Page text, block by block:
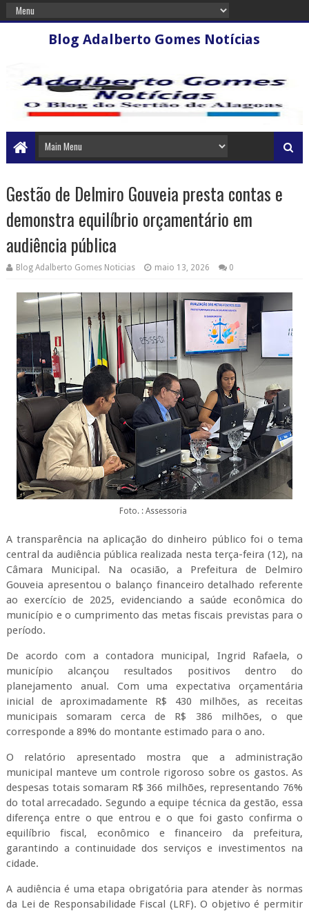
Blog Adalberto Gomes Notícias
Gestão de Delmiro Gouveia presta contas e
demonstra equilíbrio orçamentário em
audiência pública
Blog Adalberto Gomes Noticias maio 13, 2026 0
Foto. : Assessoria
A transparência na aplicação do dinheiro público foi o tema
central da audiência pública realizada nesta terça-feira (12), na
Câmara Municipal. Na ocasião, a Prefeitura de Delmiro
Gouveia apresentou o balanço financeiro detalhado referente
ao exercício de 2025, evidenciando a saúde econômica do
município e o cumprimento das metas fiscais previstas para o
período.
De acordo com a contadora municipal, Ingrid Rafaela, o
município alcançou resultados positivos dentro do
planejamento anual. Com uma expectativa orçamentária
inicial de aproximadamente R$ 430 milhões, as receitas
municipais somaram cerca de R$ 386 milhões, o que
corresponde a 89% do montante estimado para o ano.
O relatório apresentado mostra que a administração
municipal manteve um controle rigoroso sobre os gastos. As
despesas totais somaram R$ 366 milhões, representando 76%
do total arrecadado. Segundo a equipe técnica da gestão, essa
diferença entre o que entrou e o que foi gasto confirma o
equilíbrio fiscal, econômico e financeiro da prefeitura,
garantindo a continuidade dos serviços e investimentos na
cidade.
A audiência é uma etapa obrigatória para atender às normas
da Lei de Responsabilidade Fiscal (LRF). O objetivo é permitir